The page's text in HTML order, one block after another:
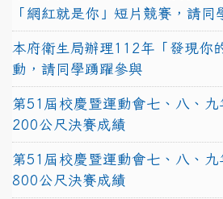
「網紅就是你」短片競賽，請同
本府衛生局辦理112年「發現你
動，請同學踴躍參與
第51屆校慶暨運動會七、八、九
200公尺決賽成績
第51屆校慶暨運動會七、八、九
800公尺決賽成績